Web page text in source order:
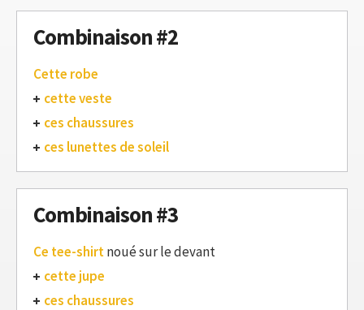
Combinaison #2
Cette robe
cette veste
ces chaussures
ces lunettes de soleil
Combinaison #3
Ce tee-shirtnoué sur le devant
cette jupe
ces chaussures